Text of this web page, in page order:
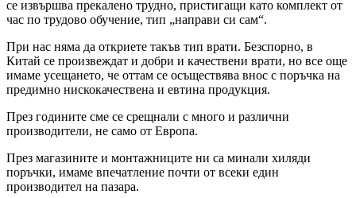
се извършва прекалено трудно, пристигащи като комплект от
час по трудово обучение, тип „направи си сам“.
При нас няма да откриете такъв тип врати. Безспорно, в
Китай се произвеждат и добри и качествени врати, но все още
имаме усещането, че оттам се осъществява внос с поръчка на
предимно нискокачествена и евтина продукция.
През годините сме се срещнали с много и различни
производители, не само от Европа.
През магазините и монтажниците ни са минали хиляди
поръчки, имаме впечатление почти от всеки един
производител на пазара.